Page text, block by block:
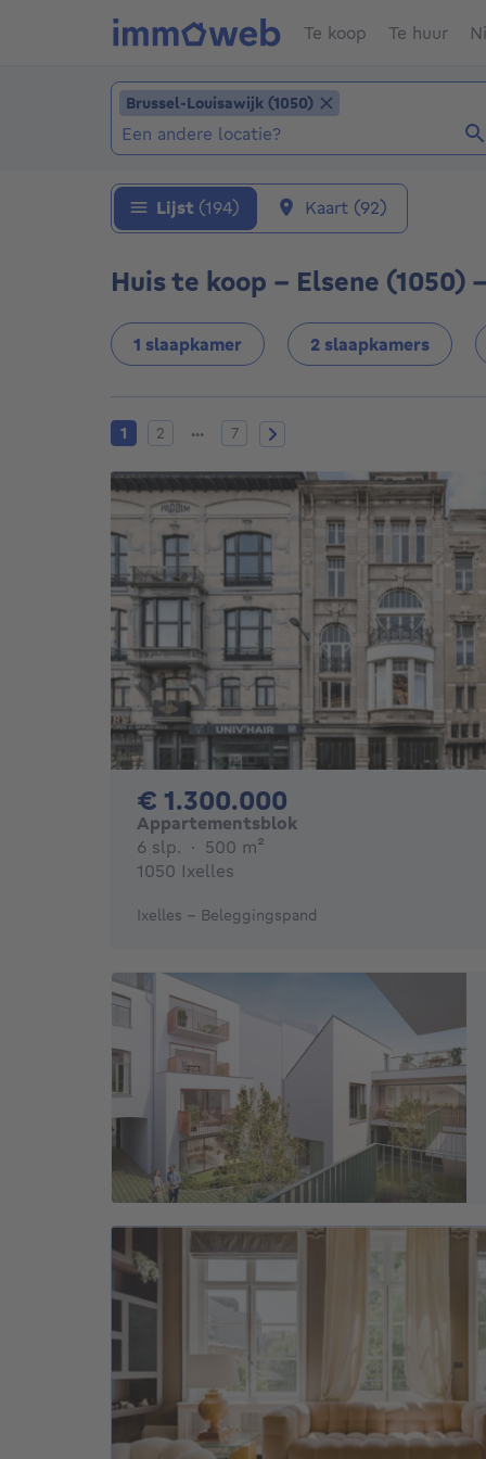
Te koop Te huur
Locaties (Reeds geselecteerde locaties:
Brussel-Louisawijk (1050)
Brussel-Louisawijk (1050)
Locatie toevoegen
Lijst (194) Kaart (92)
Huis te koop - Elsene (1050)
1 slaapkamer 2 slaapkamers
Huidige pagina
1 Pagina 2
2 ... Pagina 7
7 Volgende pagina
€ 1.300.000
Appartementsblok
6 slp. 6 slaapkamers
· 500 m²
1050 Ixelles
Ixelles - Beleggingspand